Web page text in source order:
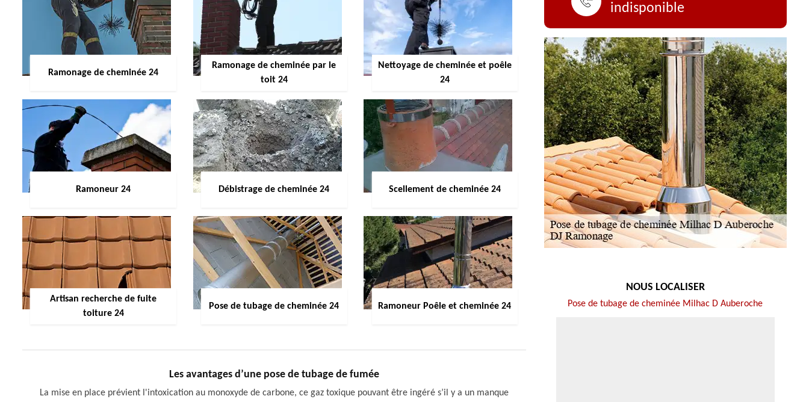
Ramonage de cheminée 24
Ramonage de cheminée par le
toit 24
Nettoyage de cheminée et poêle
24
Ramoneur 24 Débistrage de cheminée 24 Scellement de cheminée 24
Artisan recherche de fuite
toiture 24
Pose de tubage de cheminée 24 Ramoneur Poêle et cheminée 24
Les avantages d’une pose de tubage de fumée
La mise en place prévient l'intoxication au monoxyde de carbone, ce gaz toxique pouvant être ingéré s’il y a un manque
indisponible
NOUS LOCALISER
Pose de tubage de cheminée Milhac D Auberoche